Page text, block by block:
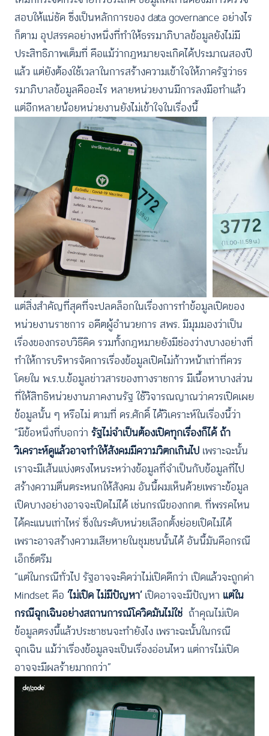
สอบให้แน่ชัด ซึ่งเป็นหลักการของ data governance อย่างไร
ก็ตาม อุปสรรคอย่างหนึ่งที่ทำให้ธรรมาภิบาลข้อมูลยังไม่มี
ประสิทธิภาพเต็มที่ คือแม้ว่ากฏหมายจะเกิดได้ประมาณสองปี
แล้ว แต่ยังต้องใช้เวลาในการสร้างความเข้าใจให้ภาครัฐว่าธร
รมาภิบาลข้อมูลคืออะไร หลายหน่วยงานมีการลงมือทำแล้ว
แต่อีกหลายน้อยหน่วยงานยังไม่เข้าใจในเรื่องนี้
แต่สิ่งสำคัญที่สุดที่จะปลดล็อกในเรื่องการทำข้อมูลเปิดของ
หน่วยงานราชการ อดีตผู้อำนวยการ สพร. มีมุมมองว่าเป็น
เรื่องของกรอบวิธีคิด รวมทั้งกฎหมายยังมีช่องว่างบางอย่างที่
ทำให้การบริหารจัดการเรื่องข้อมูลเปิดไม่ก้าวหน้าเท่าที่ควร
โดยใน พ.ร.บ.ข้อมูลข่าวสารของทางราชการ มีเนื้อหาบางส่วน
ที่ให้สิทธิหน่วยงานภาคงานรัฐ ใช้วิจารณญาณว่าควรเปิดเผย
ข้อมูลนั้น ๆ หรือไม่ ตามที่ ดร.ศักดิ์ ได้วิเคราะห์ในเรื่องนี้ว่า
“มีข้อหนึ่งที่บอกว่า รัฐไม่จำเป็นต้องเปิดทุกเรื่องก็ได้ ถ้า
วิเคราะห์ดูแล้วอาจทำให้สังคมมีความวิตกเกินไป เพราะฉะนั้น
เราจะมีเส้นแบ่งตรงไหนระหว่างข้อมูลที่จำเป็นกับข้อมูลที่ไป
สร้างความตื่นตระหนกให้สังคม อันนี้ผมเห็นด้วยเพราะข้อมูล
เปิดบางอย่างอาจจะเปิดไม่ได้ เช่นกรณีของกกต. ที่พรรคไหน
ได้คะแนนเท่าไหร่ ซึ่งในระดับหน่วยเลือกตั้งย่อยเปิดไม่ได้
เพราะอาจสร้างความเสียหายในชุมชนนั้นได้ อันนี้มันคือกรณี
เอ็กซ์ตรีม
“แต่ในกรณีทั่วไป รัฐอาจจะคิดว่าไม่เปิดดีกว่า เปิดแล้วจะถูกด่า
Mindset คือ ‘ไม่เปิด ไม่มีปัญหา’เปิดอาจจะมีปัญหา แต่ใน
กรณีฉุกเฉินอย่างสถานการณ์โควิดมันไม่ใช่ ถ้าคุณไม่เปิด
ข้อมูลตรงนี้แล้วประชาชนจะทำยังไง เพราะฉะนั้นในกรณี
ฉุกเฉิน แม้ว่าเรื่องข้อมูลจะเป็นเรื่องอ่อนไหว แต่การไม่เปิด
อาจจะมีผลร้ายมากกว่า”